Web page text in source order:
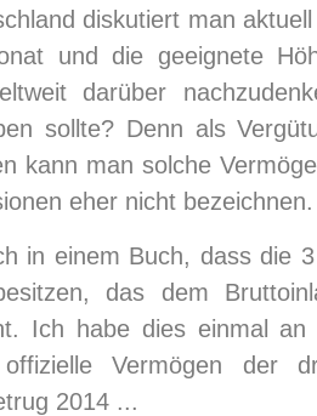
diskutiert man
und die geeignete
darüber
sollte? Denn als
kann man solche
eher nicht bezeichnen.
in einem Buch, dass die
das dem
Ich habe dies einmal
Vermögen der
2014 ...